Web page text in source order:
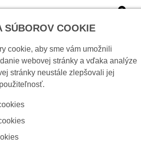
0
A Black Držiak na montáž modulov
SÚBOROV COOKIE
cookie, aby sme vám umožnili
webovej stránky a vďaka analýze
stránky neustále zlepšovali jej